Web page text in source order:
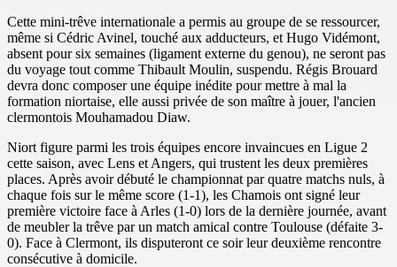
Cette mini-trêve internationale a permis au groupe de se ressourcer,
même si Cédric Avinel, touché aux adducteurs, et Hugo Vidémont,
absent pour six semaines (ligament externe du genou), ne seront pas
du voyage tout comme Thibault Moulin, suspendu. Régis Brouard
devra donc composer une équipe inédite pour mettre à mal la
formation niortaise, elle aussi privée de son maître à jouer, l'ancien
clermontois Mouhamadou Diaw.
Niort figure parmi les trois équipes encore invaincues en Ligue 2
cette saison, avec Lens et Angers, qui trustent les deux premières
places. Après avoir débuté le championnat par quatre matchs nuls, à
chaque fois sur le même score (1-1), les Chamois ont signé leur
première victoire face à Arles (1-0) lors de la dernière journée, avant
de meubler la trêve par un match amical contre Toulouse (défaite 3-
0). Face à Clermont, ils disputeront ce soir leur deuxième rencontre
consécutive à domicile.